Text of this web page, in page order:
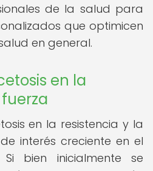
de la salud para
que optimicen
en general.
en la
en la resistencia y la
interés creciente en el
bien inicialmente se